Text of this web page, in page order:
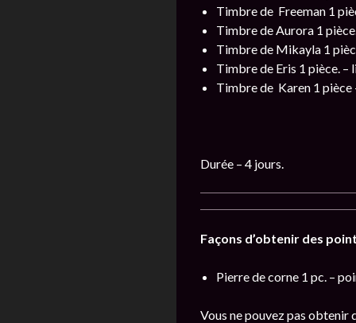
Timbre de Freeman 1
Timbre de Aurora 1
Timbre de Mikayla 1
Timbre de Eris 1 pièce. –
Timbre de Karen 1 pièce
Durée – 4 jours.
Façons d’obtenir des
Pierre de corne 1 pc. –
Vous ne pouvez pas obtenir